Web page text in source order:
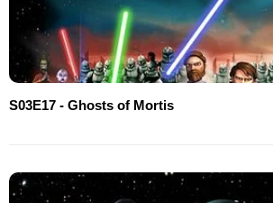
S03E17 - Ghosts of Mortis